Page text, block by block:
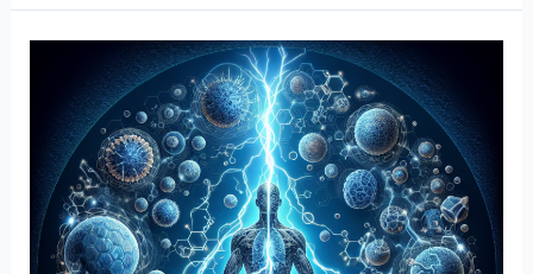
보
는
로
활
성
산